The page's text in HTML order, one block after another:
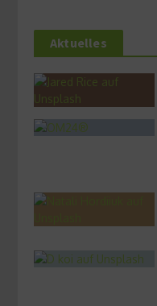
Aktuelles